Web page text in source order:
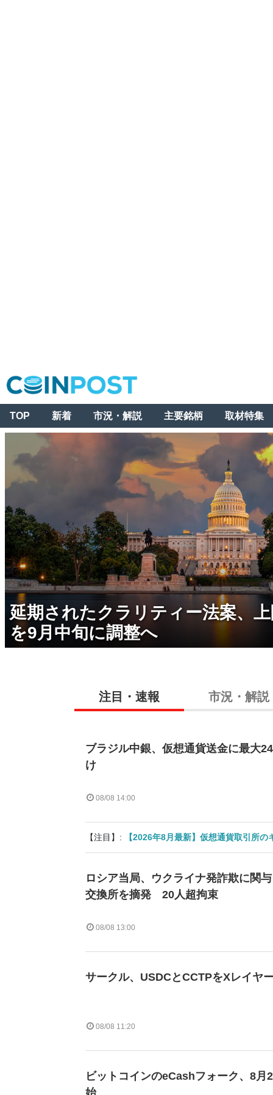
TOP 新着 市況・解説 主要銘柄 取材特集
延期されたクラリティー法案、
を9月中旬に調整へ
注目・速報 市況・解説
ブラジル中銀、仮想通貨送金に最大
け
08/08 14:00
【注目】: 【2026年8月最新】仮想通貨取引所
ロシア当局、ウクライナ発詐欺に関
交換所を摘発 20人超拘束
08/08 13:00
サークル、USDCとCCTPをXレイヤ
08/08 11:20
ビットコインのeCashフォーク、8月